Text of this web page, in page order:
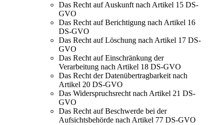
Das Recht auf Auskunft nach Artikel 15 DS-
GVO
Das Recht auf Berichtigung nach Artikel 16
DS-GVO
Das Recht auf Löschung nach Artikel 17 DS-
GVO
Das Recht auf Einschränkung der
Verarbeitung nach Artikel 18 DS-GVO
Das Recht der Datenübertragbarkeit nach
Artikel 20 DS-GVO
Das Widerspruchsrecht nach Artikel 21 DS-
GVO
Das Recht auf Beschwerde bei der
Aufsichtsbehörde nach Artikel 77 DS-GVO